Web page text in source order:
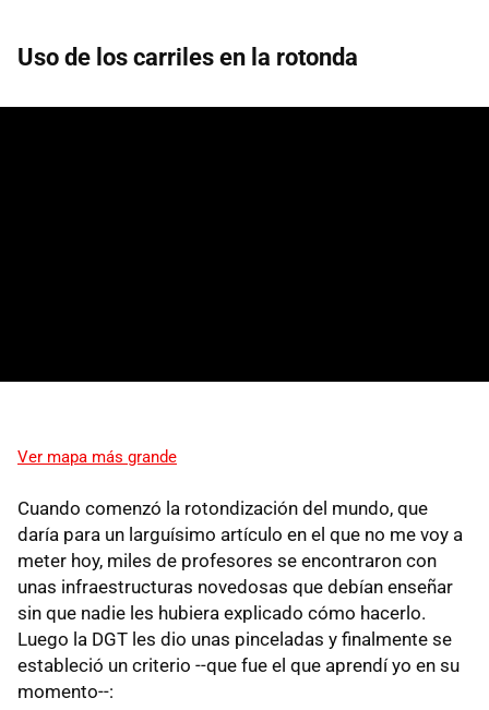
Uso de los carriles en la rotonda
Ver mapa más grande
Cuando comenzó la rotondización del mundo, que
daría para un larguísimo artículo en el que no me voy a
meter hoy, miles de profesores se encontraron con
unas infraestructuras novedosas que debían enseñar
sin que nadie les hubiera explicado cómo hacerlo.
Luego la DGT les dio unas pinceladas y finalmente se
estableció un criterio --que fue el que aprendí yo en su
momento--: